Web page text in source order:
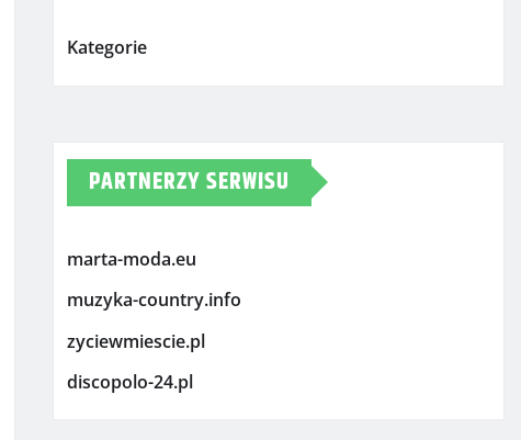
Kategorie
PARTNERZY SERWISU
marta-moda.eu
muzyka-country.info
zyciewmiescie.pl
discopolo-24.pl